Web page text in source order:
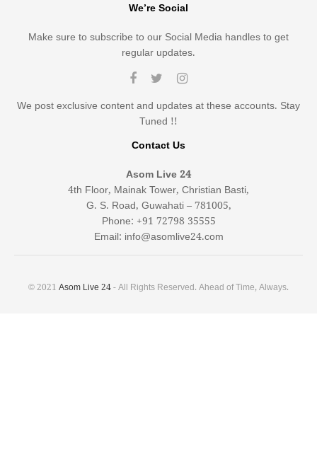
We’re Social
Make sure to subscribe to our Social Media handles to get
regular updates.
We post exclusive content and updates at these accounts. Stay
Tuned !!
Contact Us
Asom Live 24
4th Floor, Mainak Tower, Christian Basti,
G. S. Road, Guwahati – 781005,
Phone: +91 72798 35555
Email: info@asomlive24.com
© 2021 Asom Live 24- All Rights Reserved. Ahead of Time, Always.